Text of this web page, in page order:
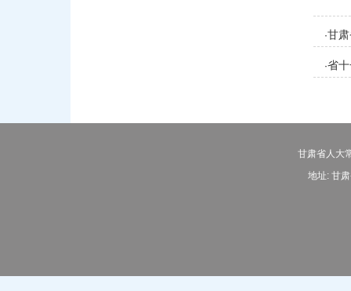
·甘
·省
甘肃省人大
地址: 甘